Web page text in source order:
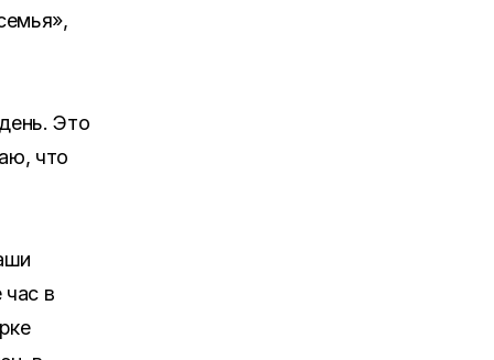
Это
что
в